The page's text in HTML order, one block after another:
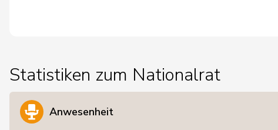
Statistiken zum Nationalrat
Anwesenheit